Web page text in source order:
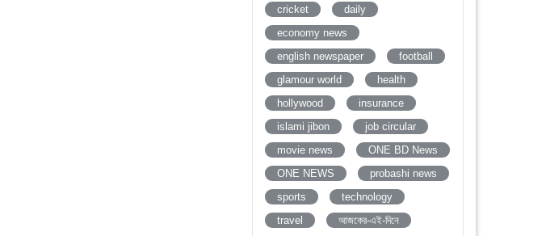
cricket
daily
economy news
english newspaper
football
glamour world
health
hollywood
insurance
islami jibon
job circular
movie news
ONE BD News
ONE NEWS
probashi news
sports
technology
travel
আজকের-এই-দিনে